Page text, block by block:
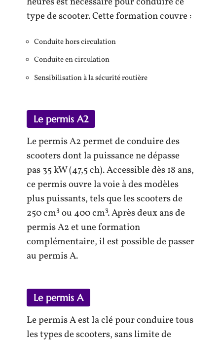
type de scooter. Cette formation couvre :
Conduite hors circulation
Conduite en circulation
Sensibilisation à la sécurité routière
Le permis A2
Le permis A2 permet de conduire des
scooters dont la puissance ne dépasse
pas 35 kW (47,5 ch). Accessible dès 18 ans,
ce permis ouvre la voie à des modèles
plus puissants, tels que les scooters de
250 cm³ ou 400 cm³. Après deux ans de
permis A2 et une formation
complémentaire, il est possible de passer
au permis A.
Le permis A
Le permis A est la clé pour conduire tous
les types de scooters, sans limite de